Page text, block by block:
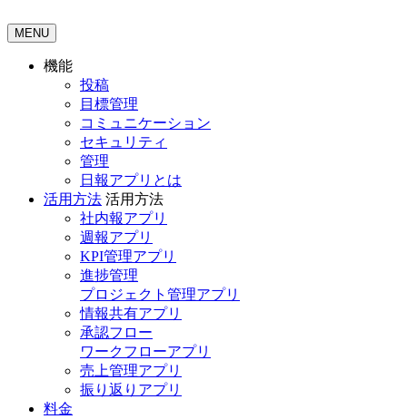
MENU
機能
投稿
目標管理
コミュニケーション
セキュリティ
管理
日報アプリとは
活用方法 活用方法
社内報アプリ
週報アプリ
KPI管理アプリ
進捗管理
プロジェクト管理アプリ
情報共有アプリ
承認フロー
ワークフローアプリ
売上管理アプリ
振り返りアプリ
料金